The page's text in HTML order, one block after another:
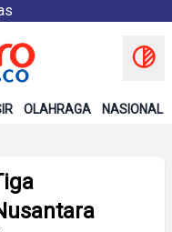
OLAHRAGA NASIONAL